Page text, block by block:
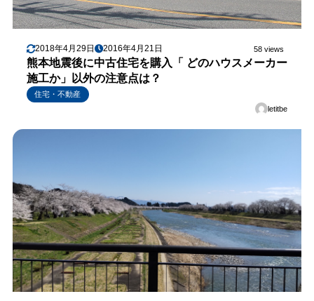
2018年4月29日 2016年4月21日 58 views
熊本地震後に中古住宅を購入「 どのハウスメーカー
施工か」以外の注意点は？
住宅・不動産
letitbe